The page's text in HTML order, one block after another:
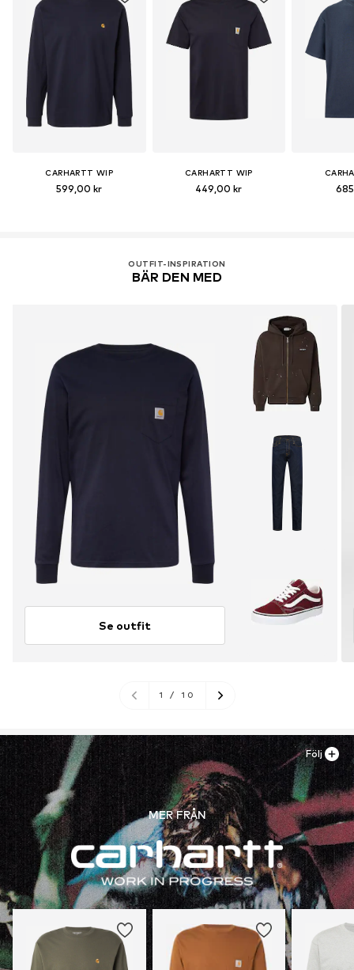
CARHARTT WIP
599,00 kr
CARHARTT WIP
449,00 kr
OUTFIT-INSPIRATION
BÄR DEN MED
Se outfit
1 / 10
MER FRÅN
Följ